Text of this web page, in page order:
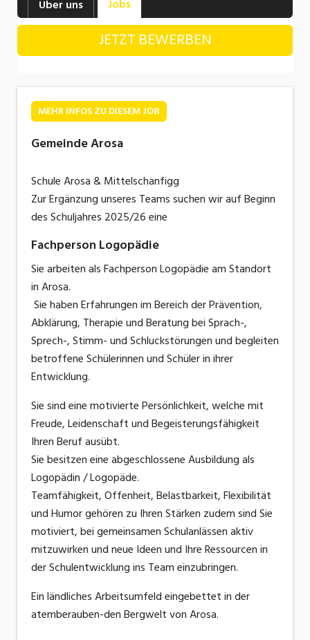
Industrie, Maschinenbau, Anlagenbau,
Produktion
Informatik, Telekommunikation
Körperpflege, Wellness
Marketing, Kommunikation, Medien, Druck
Medizin, Gesundheitswesen, Pflege
Sicherheit, Rettung, Polizei, Zoll
Verkauf, Handel, Kundenberatung,
Aussendienst
Über uns Jobs
JETZT BEWERBEN
MEHR INFOS ZU DIESEM JOB
Gemeinde Arosa
Schule Arosa & Mittelschanfigg
Zur Ergänzung unseres Teams suchen wir auf Beginn
des Schuljahres 2025/26 eine
Fachperson Logopädie
Sie arbeiten als Fachperson Logopädie am Standort
in Arosa.
Sie haben Erfahrungen im Bereich der Prävention,
Abklärung, Therapie und Beratung bei Sprach-,
Sprech-, Stimm- und Schluckstörungen und begleiten
betroffene Schülerinnen und Schüler in ihrer
Entwicklung.
Sie sind eine motivierte Persönlichkeit, welche mit
Freude, Leidenschaft und Begeisterungsfähigkeit
Ihren Beruf ausübt.
Sie besitzen eine abgeschlossene Ausbildung als
Logopädin / Logopäde.
Teamfähigkeit, Offenheit, Belastbarkeit, Flexibilität
und Humor gehören zu Ihren Stärken zudem sind Sie
motiviert, bei gemeinsamen Schulanlässen aktiv
mitzuwirken und neue Ideen und Ihre Ressourcen in
der Schulentwicklung ins Team einzubringen.
Ein ländliches Arbeitsumfeld eingebettet in der
atemberauben-den Bergwelt von Arosa.